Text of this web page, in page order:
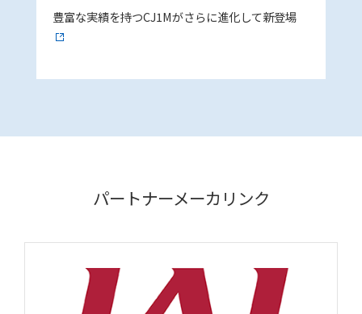
豊富な実績を持つCJ1Mがさらに進化して新登場
パートナーメーカリンク